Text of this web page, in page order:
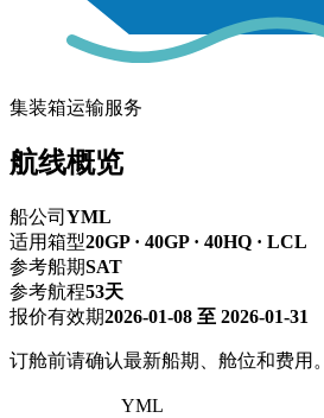
集装箱运输服务
航线概览
船公司 YML
适用箱型20GP · 40GP · 40HQ · LCL
参考船期SAT
参考航程53天
报价有效期2026-01-08 至 2026-01-31
订舱前请确认最新船期、舱位和费用。
YML